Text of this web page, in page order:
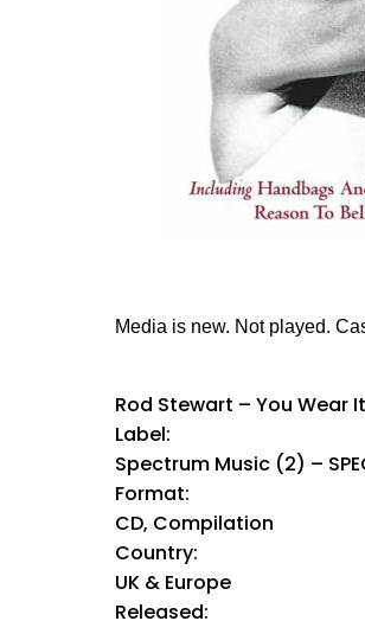
Media is new. Not played.
Rod Stewart ‎– You Wear
Label:
Spectrum Music (2) ‎–
Format:
CD, Compilation
Country:
UK & Europe
Released: